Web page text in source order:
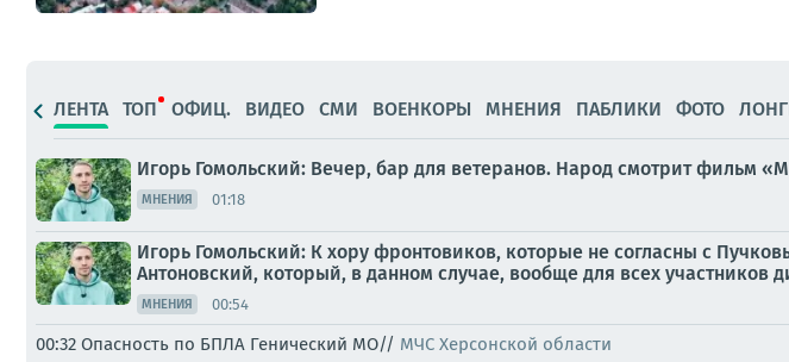
ЛЕНТА ТОП ОФИЦ. ВИДЕО СМИ ВОЕНКОРЫ МНЕНИЯ ПАБЛИКИ ФОТО
Игорь Гомольский: Вечер, бар для ветеранов. Народ смотрит фильм
МНЕНИЯ 01:18
Игорь Гомольский: К хору фронтовиков, которые не согласны с
Антоновский, который, в данном случае, вообще для всех участников
МНЕНИЯ 00:54
00:32 Опасность по БПЛА Генический МО// МЧС Херсонской области